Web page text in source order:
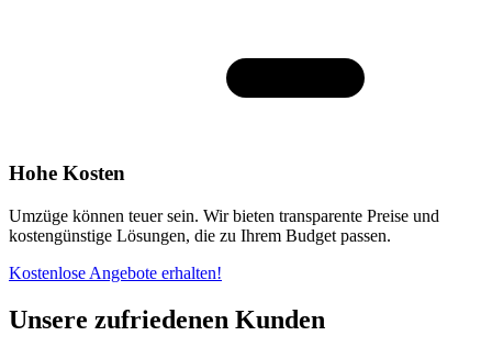
Hohe Kosten
Umzüge können teuer sein. Wir bieten transparente Preise und
kostengünstige Lösungen, die zu Ihrem Budget passen.
Kostenlose Angebote erhalten!
Unsere zufriedenen Kunden